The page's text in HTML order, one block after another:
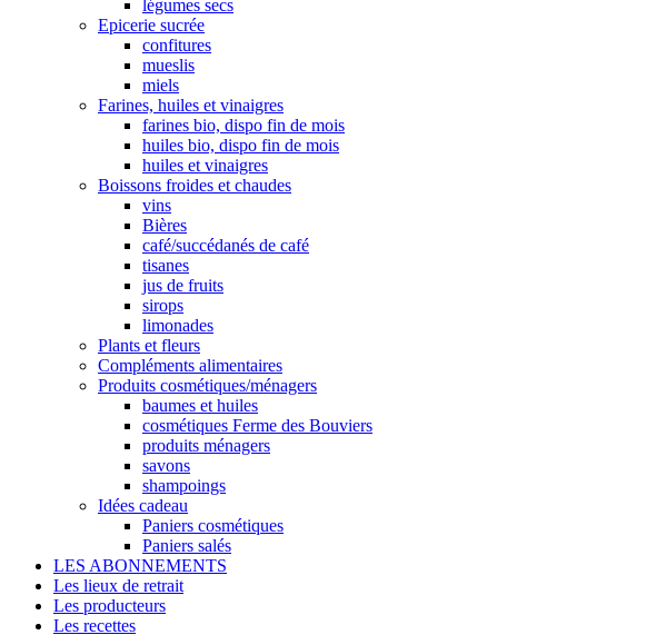
légumes secs
Epicerie sucrée
confitures
mueslis
miels
Farines, huiles et vinaigres
farines bio, dispo fin de mois
huiles bio, dispo fin de mois
huiles et vinaigres
Boissons froides et chaudes
vins
Bières
café/succédanés de café
tisanes
jus de fruits
sirops
limonades
Plants et fleurs
Compléments alimentaires
Produits cosmétiques/ménagers
baumes et huiles
cosmétiques Ferme des Bouviers
produits ménagers
savons
shampoings
Idées cadeau
Paniers cosmétiques
Paniers salés
LES ABONNEMENTS
Les lieux de retrait
Les producteurs
Les recettes